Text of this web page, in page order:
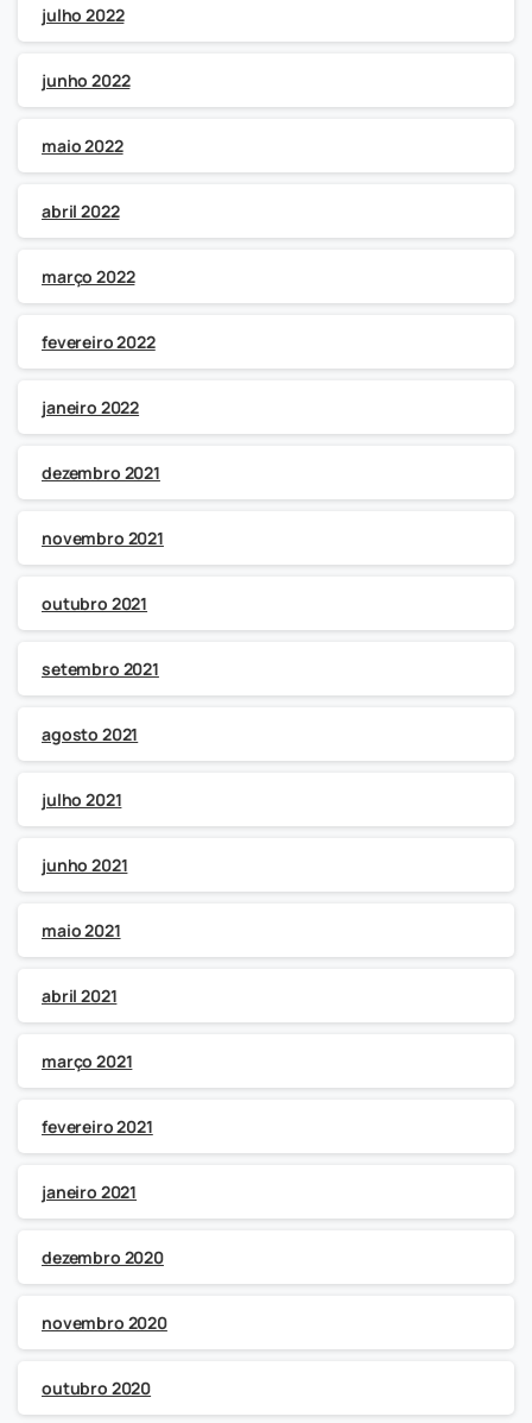
julho 2022
junho 2022
maio 2022
abril 2022
março 2022
fevereiro 2022
janeiro 2022
dezembro 2021
novembro 2021
outubro 2021
setembro 2021
agosto 2021
julho 2021
junho 2021
maio 2021
abril 2021
março 2021
fevereiro 2021
janeiro 2021
dezembro 2020
novembro 2020
outubro 2020